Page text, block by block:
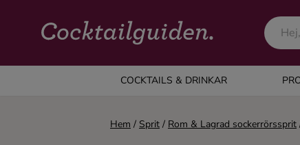
COCKTAILS & DRINKAR
COCKTAILS & DRINKAR
Alla cocktails & drinkar
Hem / Sprit / Rom & Lagrad sockerrörssprit